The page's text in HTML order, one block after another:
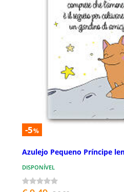
-5%
Azulejo Pequeno Príncipe
DISPONÍVEL